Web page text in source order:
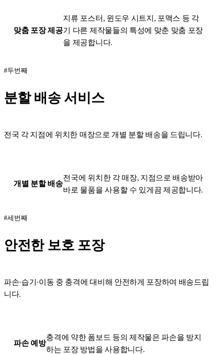
맞춤 포장 제공
지류 포스터, 윈도우 시트지, 포맥스 등 각
기 다른 제작물들의 특성에 맞춘 맞춤 포장
을 제공합니다.
#두번째
분할 배송 서비스
전국 각 지점에 위치한 매장으로 개별 분할 배송을 드립니다.
개별 분할 배송
전국에 위치한 각 매장, 지점으로 배송받아
바로 물품을 사용할 수 있게끔 제공합니다.
#세번째
안전한 보호 포장
파손·습기·이동 중 충격에 대비해 안전하게 포장하여 배송드립
니다.
파손 예방
충격에 약한 폼보드 등의 제작물은 파손을 방지
하는 포장 방법을 사용합니다.